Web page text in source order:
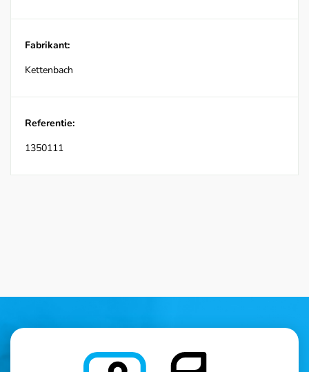
Fabrikant:
Kettenbach
Referentie:
1350111